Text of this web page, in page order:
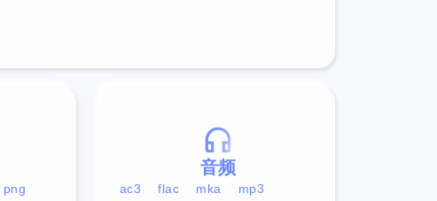
音频
ac3 flac mka
mp3
png